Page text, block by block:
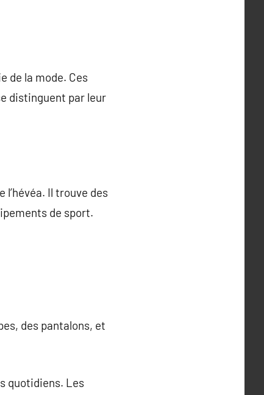
de la mode. Ces
distinguent par leur
Il trouve des
de sport.
des pantalons, et
quotidiens. Les